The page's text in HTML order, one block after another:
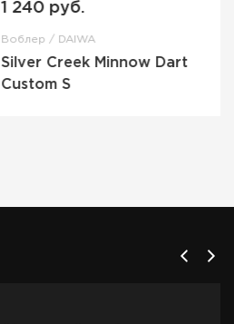
1 240 руб.
Воблер / DAIWA
Silver Creek Minnow Dart
Custom S